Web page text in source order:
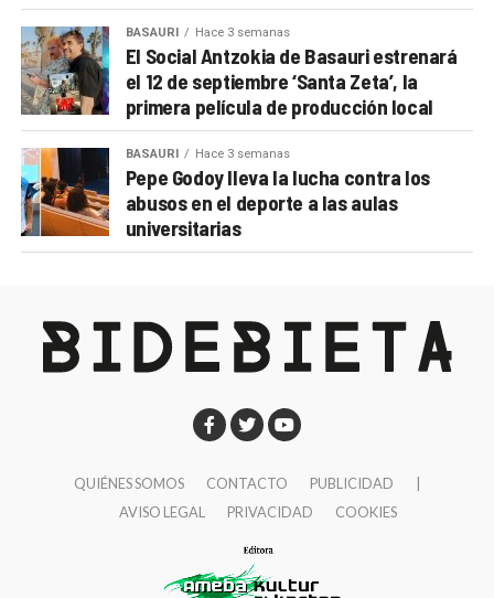
BASAURI Hace 3 semanas
El Social Antzokia de Basauri estrenará
el 12 de septiembre ‘Santa Zeta’, la
primera película de producción local
BASAURI Hace 3 semanas
Pepe Godoy lleva la lucha contra los
abusos en el deporte a las aulas
universitarias
QUIÉNES SOMOS CONTACTO PUBLICIDAD
AVISO LEGAL
PRIVACIDAD COOKIES